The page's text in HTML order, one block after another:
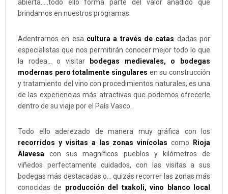
abierta…..todo ello forma parte del valor añadido que
brindamos en nuestros programas.
Adentrarnos en esa cultura a través de catas dadas por
especialistas que nos permitirán conocer mejor todo lo que
la rodea... o visitar
bodegas medievales, o bodegas
modernas pero totalmente singulares en su construcción
y tratamiento del vino con procedimientos naturales, es una
de las experiencias más atractivas que podemos ofrecerle
dentro de su viaje por el País Vasco.
Todo ello aderezado de manera muy gráfica con los
recorridos y visitas a las zonas vinícolas como
Rioja
Alavesa con sus magníficos pueblos y kilómetros de
viñedos perfectamente cuidados, con las visitas a sus
bodegas más destacadas o... quizás recorrer las zonas más
conocidas de producción del txakoli, vino blanco local